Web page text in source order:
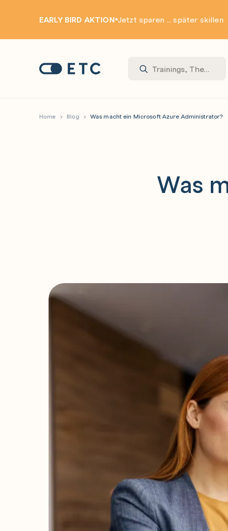
EARLY BIRD AKTION Jetzt sparen ... später skillen
Startseite: ETC
Home Blog Was macht ein Microsoft Azure Administrator?
Was